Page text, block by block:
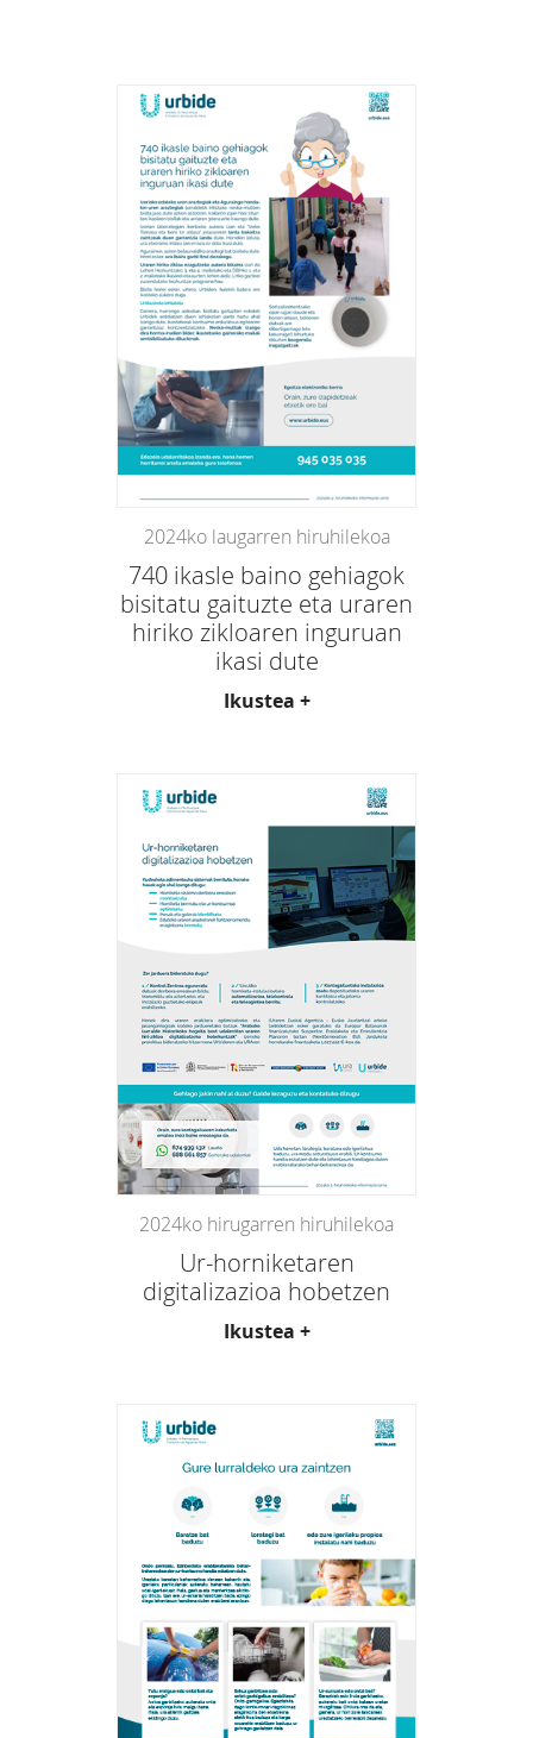
2024ko laugarren hiruhilekoa
740 ikasle baino gehiagok
bisitatu gaituzte eta uraren
hiriko zikloaren inguruan
ikasi dute
Ikustea +
2024ko hirugarren hiruhilekoa
Ur-horniketaren
digitalizazioa hobetzen
Ikustea +